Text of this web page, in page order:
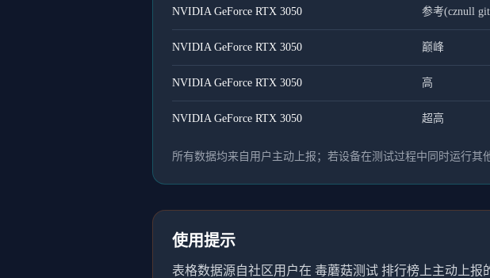
NVIDIA GeForce RTX 3050 参考(cznull
NVIDIA GeForce RTX 3050 巅峰
NVIDIA GeForce RTX 3050 高
NVIDIA GeForce RTX 3050 超高
所有数据均来自用户主动上报；若设备在测试过程中同时运行其
使用提示
表格数据源自社区用户在 毒蘑菇测试 排行榜上主动上